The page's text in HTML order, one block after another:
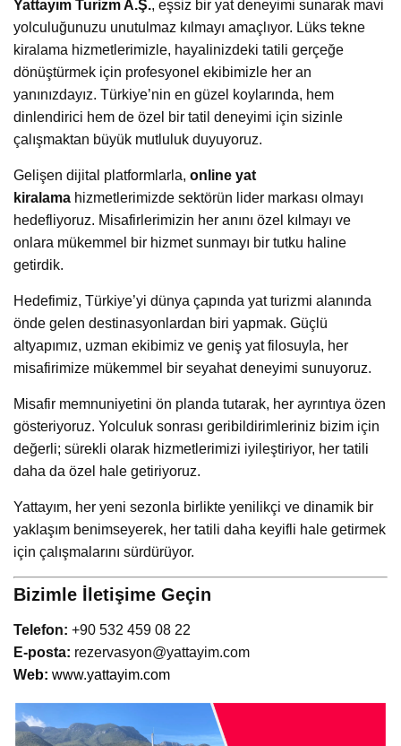
Yattayım Turizm A.Ş., eşsiz bir yat deneyimi sunarak mavi
yolculuğunuzu unutulmaz kılmayı amaçlıyor. Lüks tekne
kiralama hizmetlerimizle, hayalinizdeki tatili gerçeğe
dönüştürmek için profesyonel ekibimizle her an
yanınızdayız. Türkiye’nin en güzel koylarında, hem
dinlendirici hem de özel bir tatil deneyimi için sizinle
çalışmaktan büyük mutluluk duyuyoruz.
Gelişen dijital platformlarla, online yat
kiralama hizmetlerimizde sektörün lider markası olmayı
hedefliyoruz. Misafirlerimizin her anını özel kılmayı ve
onlara mükemmel bir hizmet sunmayı bir tutku haline
getirdik.
Hedefimiz, Türkiye’yi dünya çapında yat turizmi alanında
önde gelen destinasyonlardan biri yapmak. Güçlü
altyapımız, uzman ekibimiz ve geniş yat filosuyla, her
misafirimize mükemmel bir seyahat deneyimi sunuyoruz.
Misafir memnuniyetini ön planda tutarak, her ayrıntıya özen
gösteriyoruz. Yolculuk sonrası geribildirimleriniz bizim için
değerli; sürekli olarak hizmetlerimizi iyileştiriyor, her tatili
daha da özel hale getiriyoruz.
Yattayım, her yeni sezonla birlikte yenilikçi ve dinamik bir
yaklaşım benimseyerek, her tatili daha keyifli hale getirmek
için çalışmalarını sürdürüyor.
Bizimle İletişime Geçin
Telefon: +90 532 459 08 22
E-posta: rezervasyon@yattayim.com
Web: www.yattayim.com